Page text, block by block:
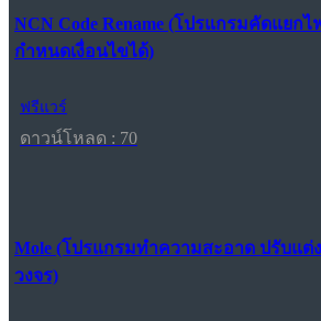
NCN Code Rename (โปรแกรมคัดแยก
กำหนดเงื่อนไขได้)
ฟรีแวร์
ดาวน์โหลด : 70
Mole (โปรแกรมทำความสะอาด ปรับแต่
วงจร)